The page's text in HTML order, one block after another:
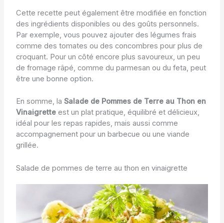
Cette recette peut également être modifiée en fonction
des ingrédients disponibles ou des goûts personnels.
Par exemple, vous pouvez ajouter des légumes frais
comme des tomates ou des concombres pour plus de
croquant. Pour un côté encore plus savoureux, un peu
de fromage râpé, comme du parmesan ou du feta, peut
être une bonne option.
En somme, la Salade de Pommes de Terre au Thon en
Vinaigretteest un plat pratique, équilibré et délicieux,
idéal pour les repas rapides, mais aussi comme
accompagnement pour un barbecue ou une viande
grillée.
Salade de pommes de terre au thon en vinaigrette